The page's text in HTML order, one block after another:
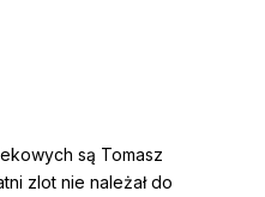
są Tomasz
zlot nie należał do